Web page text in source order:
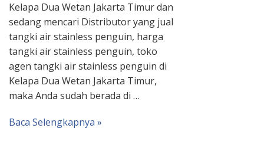
Kelapa Dua Wetan Jakarta Timur dan
sedang mencari Distributor yang jual
tangki air stainless penguin, harga
tangki air stainless penguin, toko
agen tangki air stainless penguin di
Kelapa Dua Wetan Jakarta Timur,
maka Anda sudah berada di …
Baca Selengkapnya »